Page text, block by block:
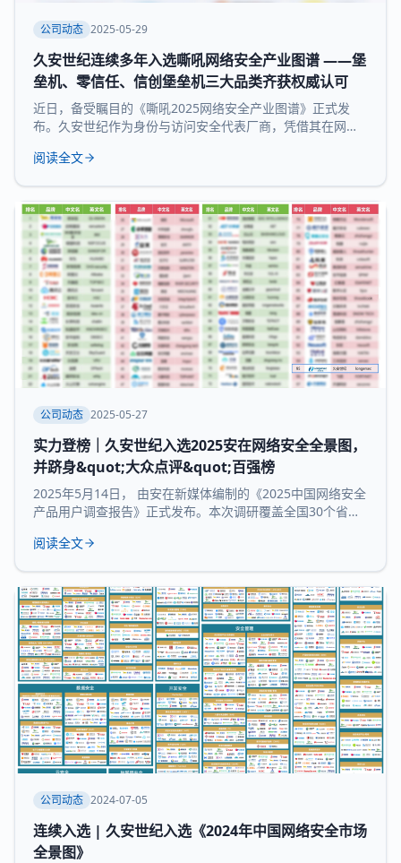
公司动态 2025-05-29
久安世纪连续多年入选嘶吼网络安全产业图谱 ——堡
垒机、零信任、信创堡垒机三大品类齐获权威认可
近日，备受瞩目的《嘶吼2025网络安全产业图谱》正式发
布。久安世纪作为身份与访问安全代表厂商，凭借其在网络
垒机、零信任、信创堡垒机 三大细分领域，再次展现了领先
图谱》凭借深入的调研、专业的分析，全景式展现网络安全
产业的最新态势，挖掘潜在发展机遇，为
阅读全文
公司动态 2025-05-27
实力登榜｜久安世纪入选2025安在网络安全全景图，
并跻身&quot;大众点评&quot;百强榜
2025年5月14日， 由安在新媒体编制的《2025中国网络安全
产品用户调查报告》正式发布。本次调研覆盖全国30个省市
品用户大众点评全景图”“中国网络安全百强榜”等核心内容，
大核心领域：数据与隐私安全、业务与应用安全、信创产
品、安全服务、通用网
阅读全文
公司动态 2024-07-05
连续入选 | 久安世纪入选《2024年中国网络安全市场
全景图》